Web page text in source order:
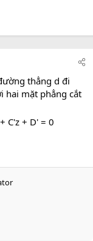
thẳng d đi
hai mặt phẳng cắt
C'z + D' = 0